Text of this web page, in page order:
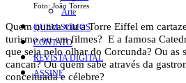
Arte
QUEM SOMOS
CONTATO
REVISTA DIGITAL
ASSINE
Foto: João Torres
Quem nunca viu a Torre Eiffel em
turismo ou em filmes? E a famosa
que seja pelo olhar do Corcunda? Ou as
cancan? Ou quem sabe através da
conceituada e célebre?